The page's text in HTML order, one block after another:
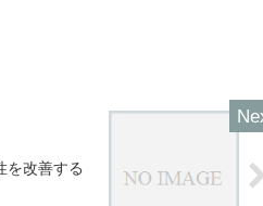
を改善する